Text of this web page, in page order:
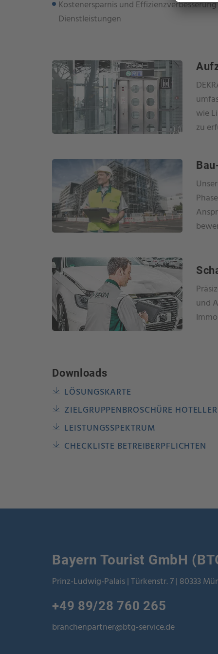
Kostenersparnis und
Dienstleistungen
wie
zu
und
Downloads
LÖSUNGSKARTE
ZIELGRUPPENBROSCHÜRE
LEISTUNGSSPEKTRUM
CHECKLISTE BETREIBERPFLICHTEN
Bayern Tourist GmbH
Prinz-Ludwig-Palais | Türkenstr. 7 | 80333
+49 89/28 760 265
branchenpartner@btg-service.de